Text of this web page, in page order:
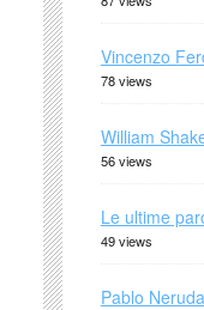
Vincenzo
78 views
William
56 views
Le ultime
49 views
Pablo